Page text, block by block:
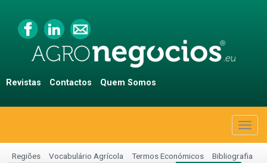
Revistas Contactos Quem Somos
Regiões Vocabulário Agrícola Termos Económicos Bibliografia